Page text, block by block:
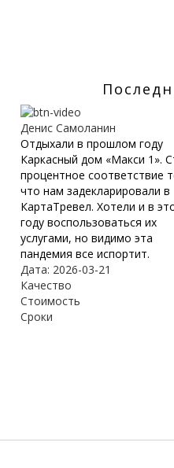
Денис Самоланин
Отдыхали в прошлом году
Каркасный дом «Макси 1».
процентное соответствие
что нам задекларировали в
КартаТревел. Хотели и в
году воспользоваться их
услугами, но видимо эта
пандемия все испортит.
Дата: 2026-03-21
Качество
Стоимость
Сроки